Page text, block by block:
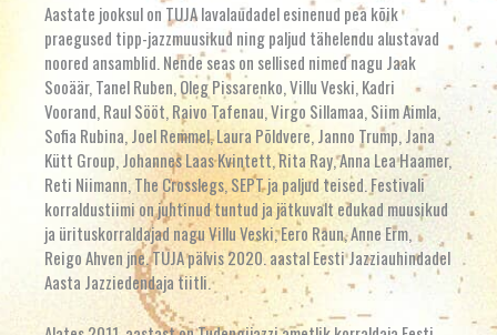
Aastate jooksul on TUJA lavalaudadel esinenud pea kõik
praegused tipp-jazzmuusikud ning paljud tähelendu alustavad
noored ansamblid. Nende seas on sellised nimed nagu Jaak
Sooäär, Tanel Ruben, Oleg Pissarenko, Villu Veski, Kadri
Voorand, Raul Sööt, Raivo Tafenau, Virgo Sillamaa, Siim Aimla,
Sofia Rubina, Joel Remmel, Laura Põldvere, Janno Trump, Jana
Kütt Group, Johannes Laas Kvintett, Rita Ray, Anna Lea Haamer,
Reti Niimann, The Crosslegs, SEPT ja paljud teised. Festivali
korraldustiimi on juhtinud tuntud ja jätkuvalt edukad muusikud
ja ürituskorraldajad nagu Villu Veski, Eero Raun, Anne Erm,
Reigo Ahven jne. TUJA pälvis 2020. aastal Eesti Jazziauhindadel
Aasta Jazziedendaja tiitli.